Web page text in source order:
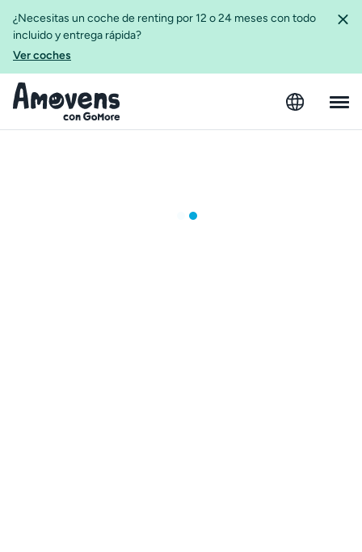
¿Necesitas un coche de renting por 12 o 24 meses con todo
incluido y entrega rápida?
Ver coches